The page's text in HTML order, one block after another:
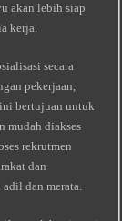
akan lebih siap
kerja.
secara
pekerjaan,
bertujuan untuk
mudah diakses
rekrutmen
dan
adil dan merata.